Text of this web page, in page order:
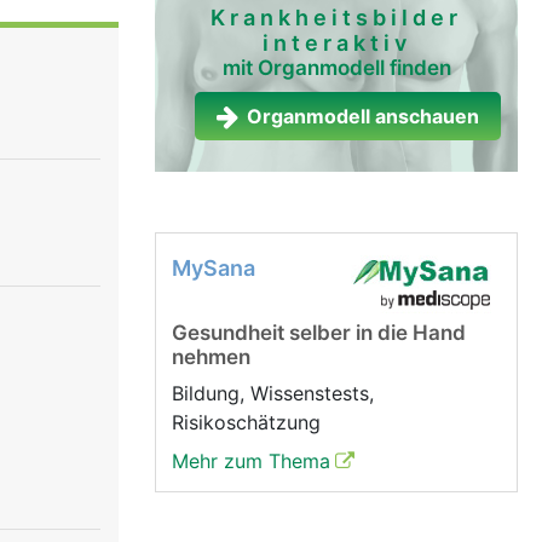
ist der
die
der für
dem 10.
damit
Der 11.
Krankheitsbilder
interaktiv
mit Organmodell finden
Organmodell anschauen
MySana
Gesundheit selber in die Hand
nehmen
Bildung, Wissenstests,
Risikoschätzung
Mehr zum Thema